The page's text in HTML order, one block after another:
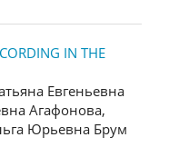
IN THE
Евгеньевна
Агафонова,
Юрьевна Брум